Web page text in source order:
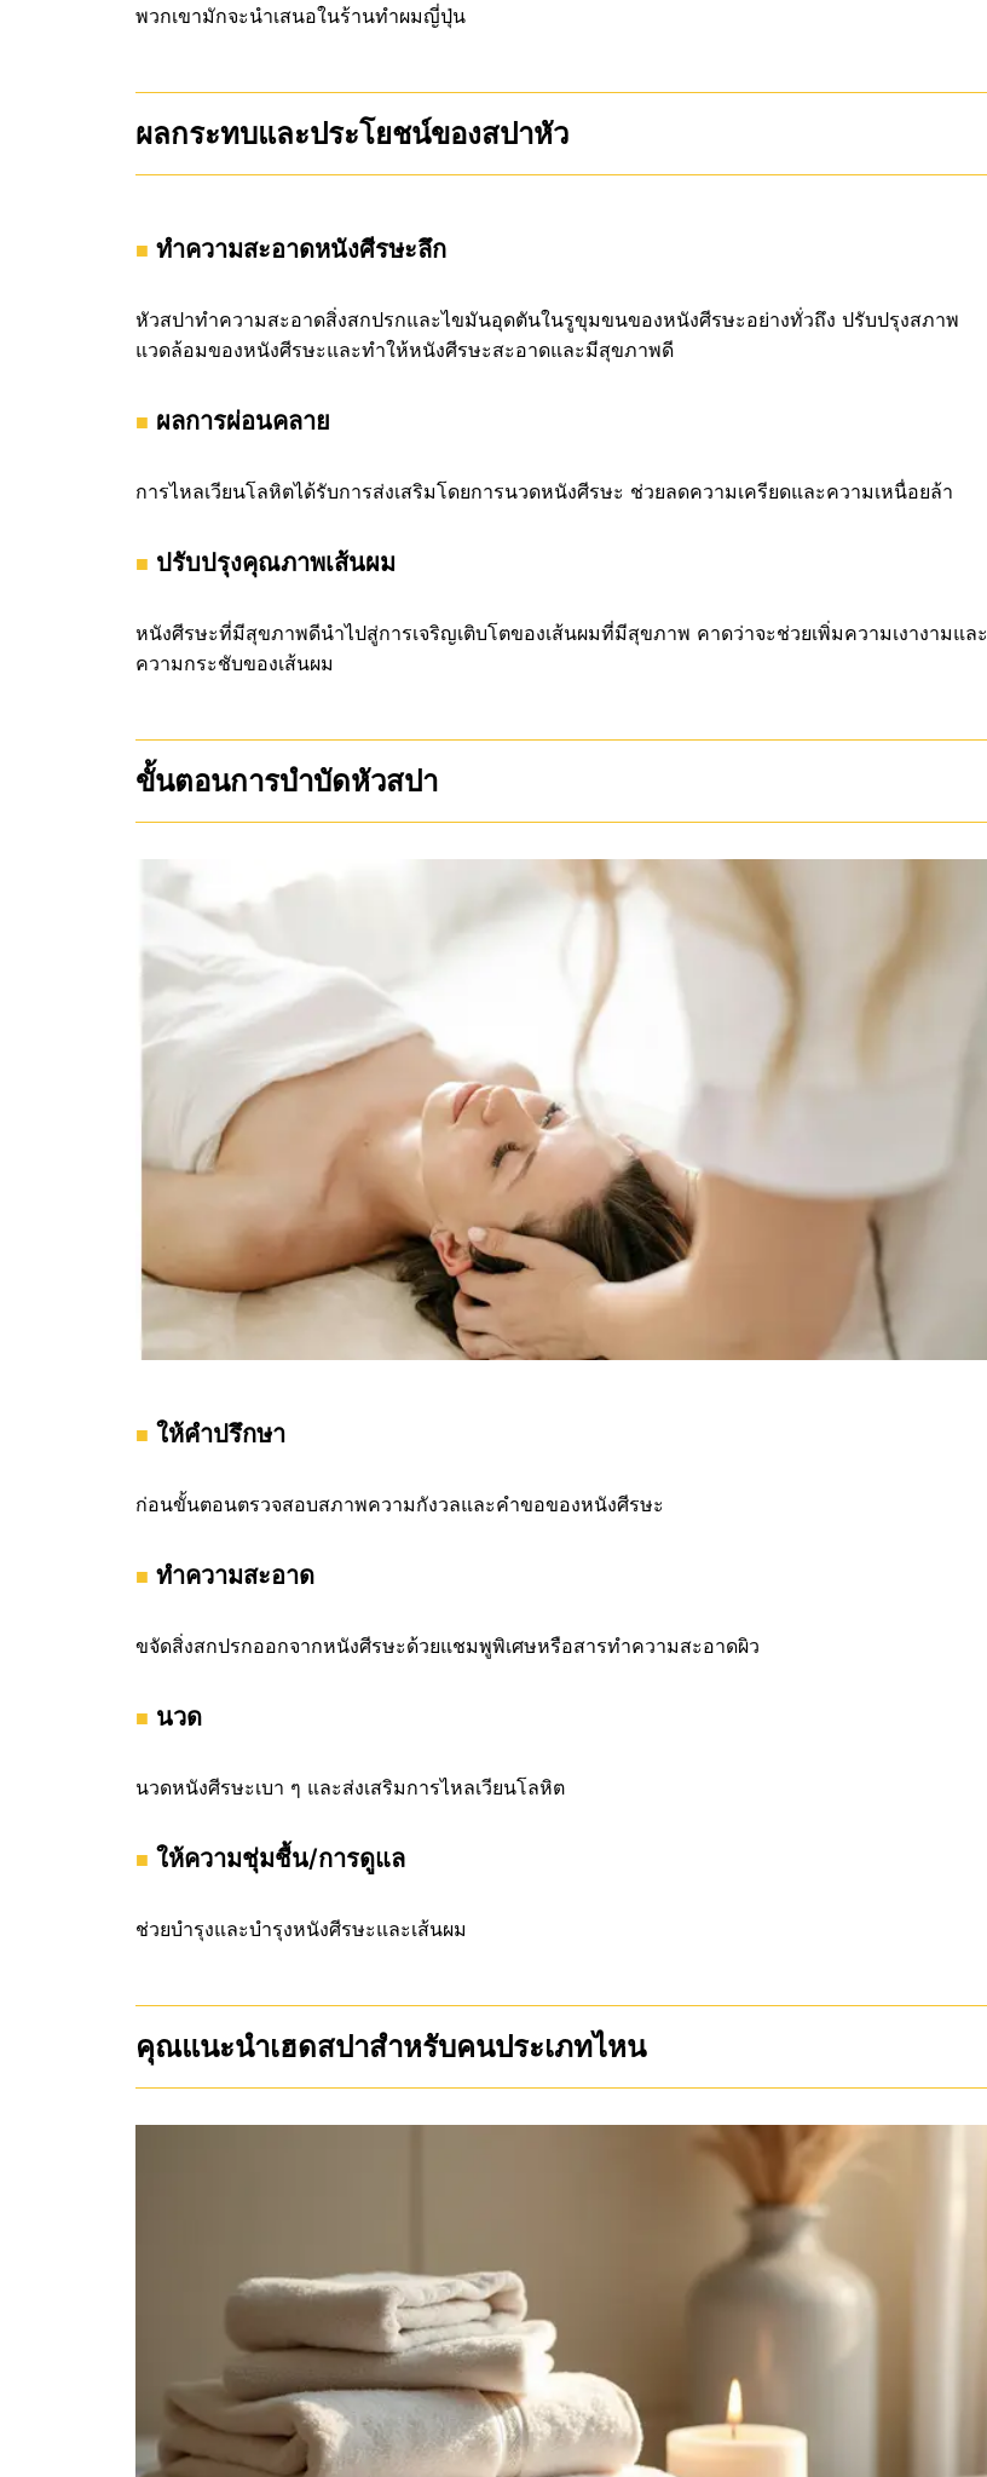
พวกเขามักจะนำเสนอในร้านทำผมญี่ปุ่น
ผลกระทบและประโยชน์ของสปาหัว
ทำความสะอาดหนังศีรษะลึก
หัวสปาทำความสะอาดสิ่งสกปรกและไขมันอุดตันในรูขุมขนของหนังศีรษะอย่างทั่วถึง ปรับปรุงสภาพ
แวดล้อมของหนังศีรษะและทำให้หนังศีรษะสะอาดและมีสุขภาพดี
ผลการผ่อนคลาย
การไหลเวียนโลหิตได้รับการส่งเสริมโดยการนวดหนังศีรษะ ช่วยลดความเครียดและความเหนื่อยล้า
ปรับปรุงคุณภาพเส้นผม
หนังศีรษะที่มีสุขภาพดีนำไปสู่การเจริญเติบโตของเส้นผมที่มีสุขภาพ คาดว่าจะช่วยเพิ่มความเงางามและ
ความกระชับของเส้นผม
ขั้นตอนการบำบัดหัวสปา
ให้คำปรึกษา
ก่อนขั้นตอนตรวจสอบสภาพความกังวลและคำขอของหนังศีรษะ
ทำความสะอาด
ขจัดสิ่งสกปรกออกจากหนังศีรษะด้วยแชมพูพิเศษหรือสารทำความสะอาดผิว
นวด
นวดหนังศีรษะเบา ๆ และส่งเสริมการไหลเวียนโลหิต
ให้ความชุ่มชื้น/การดูแล
ช่วยบำรุงและบำรุงหนังศีรษะและเส้นผม
คุณแนะนำเฮดสปาสำหรับคนประเภทไหน